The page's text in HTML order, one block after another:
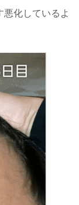
化しているよ